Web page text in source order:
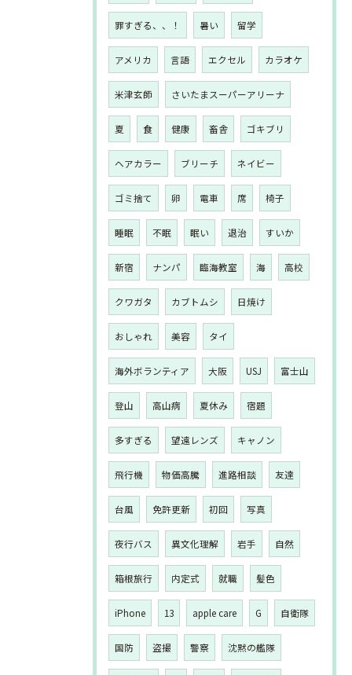
罪すぎる、、！ 暑い 留学
アメリカ 言語 エクセル カラオケ
米津玄師 さいたまスーパーアリーナ
夏 食 健康 畜舎 ゴキブリ
ヘアカラー ブリーチ ネイビー
ゴミ捨て 卵 電車 席 椅子
睡眠 不眠 眠い 退治 すいか
新宿 ナンパ 臨海教室 海 高校
クワガタ カブトムシ 日焼け
おしゃれ 美容 タイ
海外ボランティア 大阪 USJ 富士山
登山 高山病 夏休み 宿題
多すぎる 望遠レンズ キャノン
飛行機 物価高騰 進路相談 友達
台風 免許更新 初回 写真
夜行バス 異文化理解 岩手 自然
箱根旅行 内定式 就職 髪色
iPhone 13 apple care G 自衛隊
国防 盗撮 警察 沈黙の艦隊